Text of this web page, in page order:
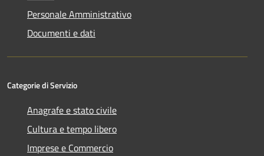
Personale Amministrativo
Documenti e dati
Categorie di Servizio
Anagrafe e stato civile
Cultura e tempo libero
Imprese e Commercio